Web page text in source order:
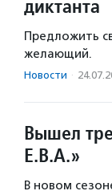
диктанта
Предложить
желающий.
Новости ·
Вышел
Е.В.А.»
В новом